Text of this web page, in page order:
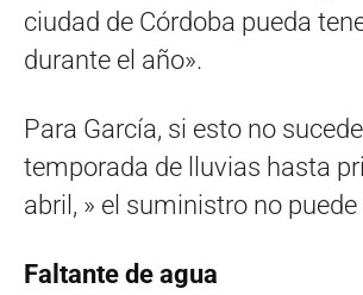
ciudad de Córdoba pueda
durante el año».
Para García, si esto no
temporada de lluvias hasta
abril, » el suministro no puede
Faltante de agua